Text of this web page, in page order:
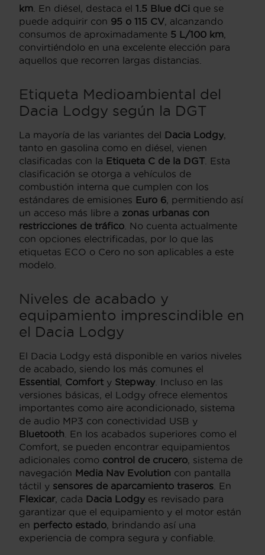
km . En diésel, destaca el 1.5 Blue dCi que se
puede adquirir con 95 o 115 CV , alcanzando
consumos de aproximadamente 5 L/100 km
convirtiéndolo en una excelente elección para
aquellos que recorren largas distancias.
Etiqueta Medioambiental del
Dacia Lodgy según la DGT
La mayoría de las variantes del Dacia Lodgy
tanto en gasolina como en diésel, vienen
clasificadas con la Etiqueta C de la DGT . Esta
clasificación se otorga a vehículos de
combustión interna que cumplen con los
estándares de emisiones Euro 6 , permitiendo así
un acceso más libre a zonas urbanas con
restricciones de tráfico . No cuenta actualmente
con opciones electrificadas, por lo que las
etiquetas ECO o Cero no son aplicables a este
modelo.
Niveles de acabado y
equipamiento imprescindible en
el Dacia Lodgy
El Dacia Lodgy está disponible en varios niveles
de acabado, siendo los más comunes el
Essential
Comfort y Stepway . Incluso en las
versiones básicas, el Lodgy ofrece elementos
importantes como aire acondicionado, sistema
de audio MP3 con conectividad USB y
Bluetooth . En los acabados superiores como el
Comfort, se pueden encontrar equipamientos
adicionales como control de crucero , sistema de
navegación Media Nav Evolution con pantalla
táctil y sensores de aparcamiento traseros . En
Flexicar, cada Dacia Lodgy es revisado para
garantizar que el equipamiento y el motor están
en perfecto estado , brindando así una
experiencia de compra segura y confiable.